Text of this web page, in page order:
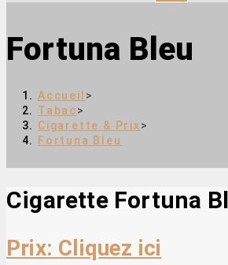
Fortuna Bleu
Accueil >
Tabac>
Cigarette & Prix>
Fortuna Bleu
Cigarette Fortuna
Prix: Cliquez ici